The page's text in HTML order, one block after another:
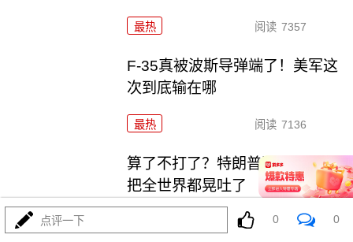
最热 阅读 7357
F-35真被波斯导弹端了！美军这
次到底输在哪
最热 阅读 7136
算了不打了？特朗普这脚刹车，
把全世界都晃吐了
阅读 15978
点评一下 0 0